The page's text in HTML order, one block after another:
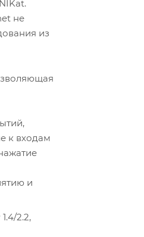
не
из
к входам
и
2.2,